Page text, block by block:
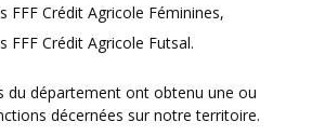
FFF Crédit Agricole Féminines,
FFF Crédit Agricole Futsal.
décernées sur notre territoire.